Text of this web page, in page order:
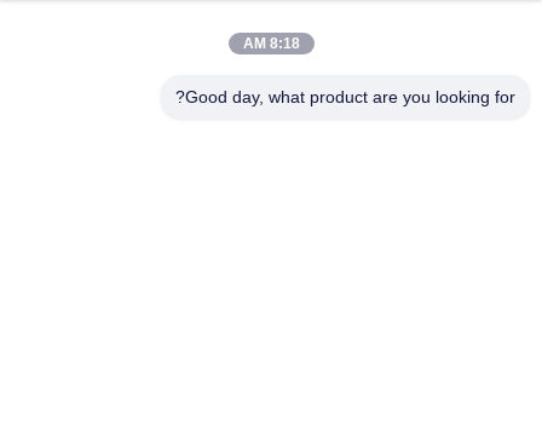
8:18 AM
Good day, what product are you looking for?